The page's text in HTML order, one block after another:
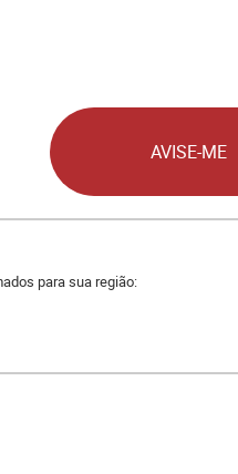
AVISE-ME
para sua região: